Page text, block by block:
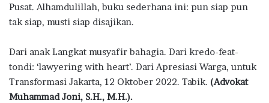
Pusat. Alhamdulillah, buku sederhana ini: pun siap pun
tak siap, musti siap disajikan.
Dari anak Langkat musyafir bahagia. Dari kredo-feat-
tondi: ‘lawyering with heart’. Dari Apresiasi Warga, untuk
Transformasi Jakarta, 12 Oktober 2022. Tabik. (Advokat
Muhammad Joni, S.H., M.H.).